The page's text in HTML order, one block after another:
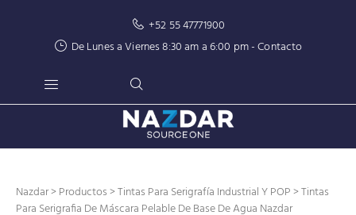
+52 55 47771900
De Lunes a Viernes 8:30 am a 6:00 pm -Contacto
Nazdar>Productos>Tintas Para Serigrafía Industrial Y POP> Tintas
Para Serigrafia De Máscara Pelable De Base De Agua Nazdar